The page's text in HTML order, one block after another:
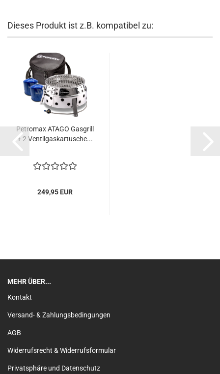
Dieses Produkt ist z.B. kompatibel zu:
Petromax ATAGO Gasgrill
+ 2 Ventilgaskartusche...
249,95 EUR
MEHR ÜBER...
Kontakt
Versand- & Zahlungsbedingungen
AGB
Widerrufsrecht & Widerrufsformular
Privatsphäre und Datenschutz